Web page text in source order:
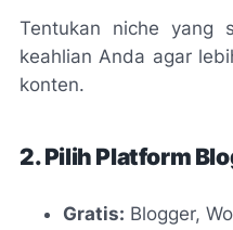
Tentukan niche yang
keahlian Anda agar
konten.
2. Pilih Platform
Gratis: Blogger,